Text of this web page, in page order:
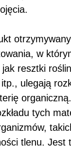
w
resztki
ulegają
tych
tlenu. Jest